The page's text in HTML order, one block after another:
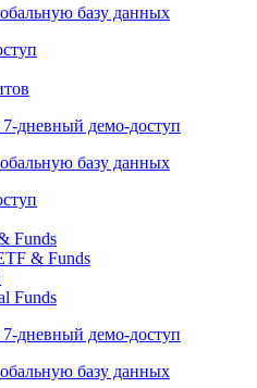
базу данных
7-дневный демо-доступ
базу данных
Funds
& Funds
Funds
7-дневный демо-доступ
базу данных